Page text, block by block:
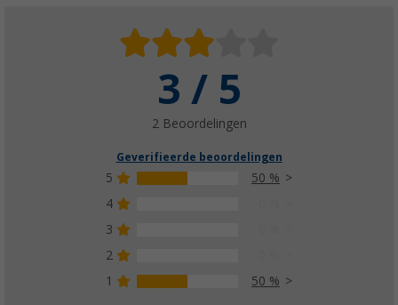
3 / 5
2 Beoordelingen
Geverifieerde beoordelingen
5
50 %
4
3
2
1
50 %